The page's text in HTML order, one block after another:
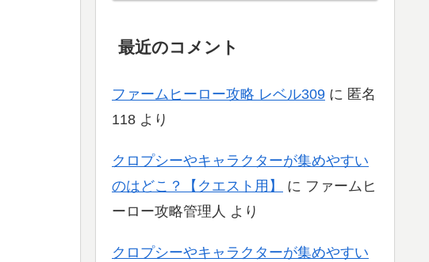
最近のコメント
ファームヒーロー攻略 レベル309 に 匿名
118 より
クロプシーやキャラクターが集めやすい
のはどこ？【クエスト用】
に ファームヒ
ーロー攻略管理人 より
クロプシーやキャラクターが集めやすい